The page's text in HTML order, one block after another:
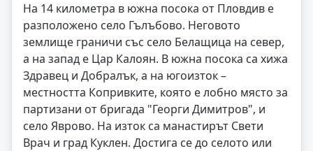
На 14 километра в южна посока от Пловдив е
разположено село Гълъбово. Неговото
землище граничи със село Белащица на север,
а на запад е Цар Калоян. В южна посока са хижа
Здравец и Добралък, а на югоизток –
местността Копривките, която е лобно място за
партизани от бригада "Георги Димитров", и
село Яврово. На изток са манастирът Свети
Врач и град Куклен. Достига се до селото или